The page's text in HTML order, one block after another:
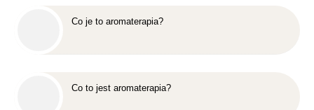
Co je to aromaterapia?
Co to jest aromaterapia?